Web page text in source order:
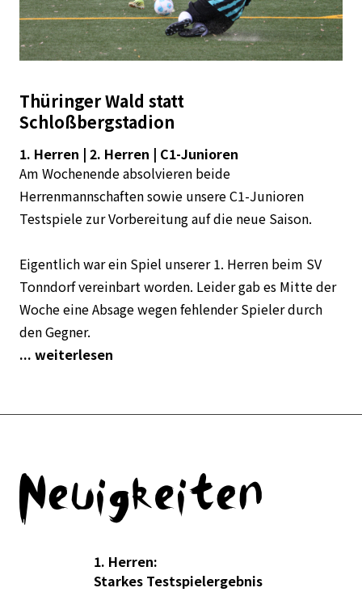
Thüringer Wald statt
Schloßbergstadion
1. Herren | 2. Herren | C1-Junioren
Am Wochenende absolvieren beide
Herrenmannschaften sowie unsere C1-Junioren
Testspiele zur Vorbereitung auf die neue Saison.
Eigentlich war ein Spiel unserer 1. Herren beim SV
Tonndorf vereinbart worden. Leider gab es Mitte der
Woche eine Absage wegen fehlender Spieler durch
den Gegner.
... weiterlesen
1. Herren:
Starkes Testspielergebnis